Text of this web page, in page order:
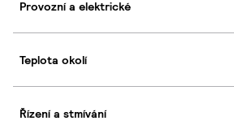
Provozní a elektrické
Teplota okolí
Řízení a stmívání